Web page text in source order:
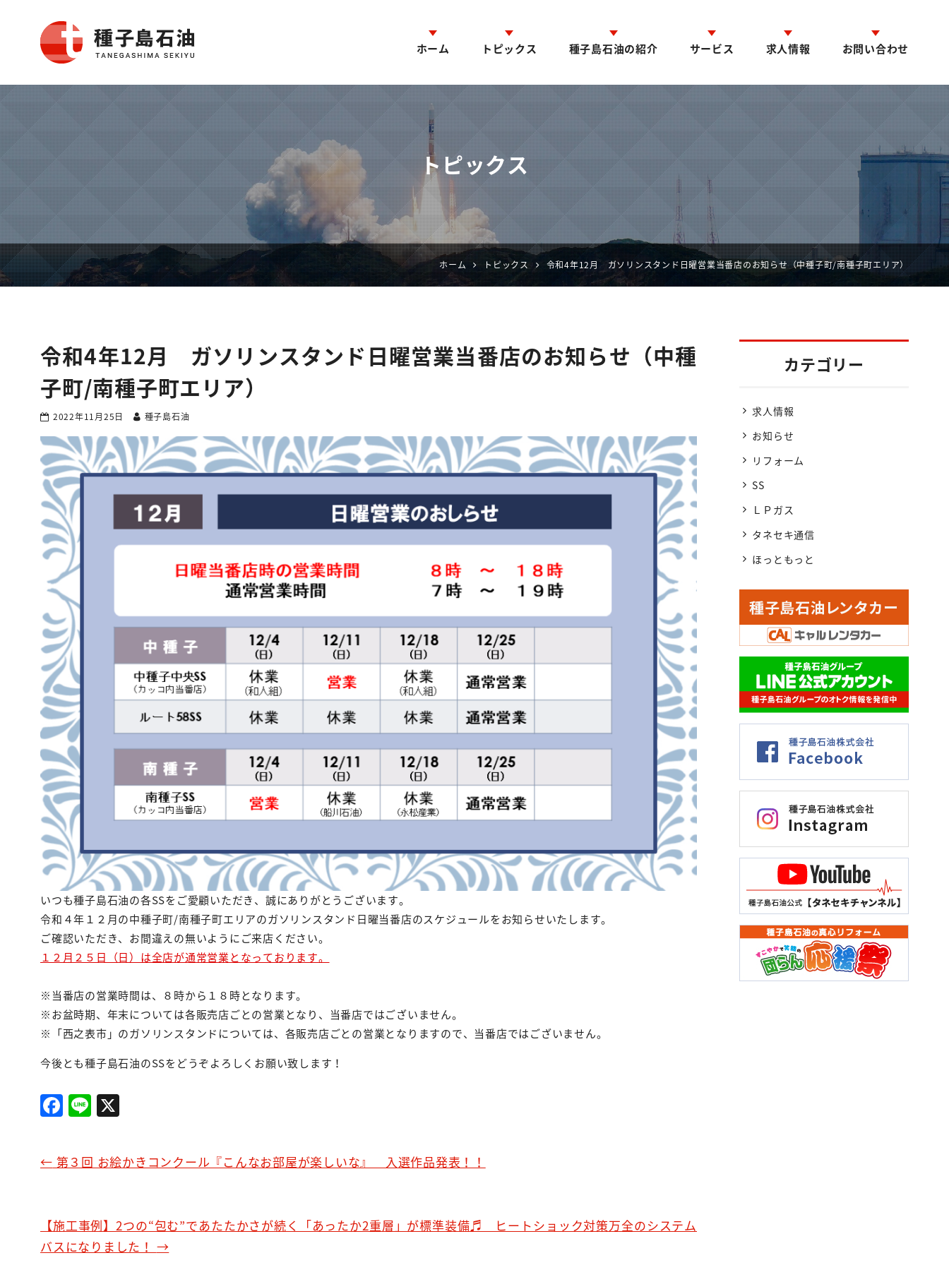
種子島石油
ホーム トピックス 種子島石油の紹介 サービス 求人情報 お問い合わせ
トピックス
ホーム トピックス 令和4年12月 ガソリンスタンド日曜営業当番店のお知らせ（中種子町/南種子町エリア）
令和4年12月 ガソリンスタンド日曜営業当番店のお知らせ（中種
子町/南種子町エリア）
2022年11月25日 種子島石油
いつも種子島石油の各SSをご愛顧いただき、誠にありがとうございます。
令和４年１２月の中種子町/南種子町エリアのガソリンスタンド日曜当番店のスケジュールをお知らせいたします。
ご確認いただき、お間違えの無いようにご来店ください。
１２月２５日（日）は全店が通常営業となっております。
※当番店の営業時間は、８時から１８時となります。
※お盆時期、年末については各販売店ごとの営業となり、当番店ではございません。
※「西之表市」のガソリンスタンドについては、各販売店ごとの営業となりますので、当番店ではございません。
今後とも種子島石油のSSをどうぞよろしくお願い致します！
F
a
c
e
o
o
Li
n
e
← 第３回 お絵かきコンクール『こんなお部屋が楽しいな』 入選作品発表！！
【施工事例】2つの“包む”であたたかさが続く「あったか2重層」が標準装備♬ ヒートショック対策万全のシステム
バスになりました！ →
カテゴリー
求人情報
お知らせ
リフォーム
SS
ＬＰガス
タネセキ通信
ほっともっと